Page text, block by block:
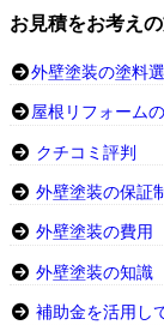
お見積をお考え
外壁塗装の塗料
屋根リフォーム
クチコミ評判
外壁塗装の保証
外壁塗装の費用
外壁塗装の知識
補助金を活用し